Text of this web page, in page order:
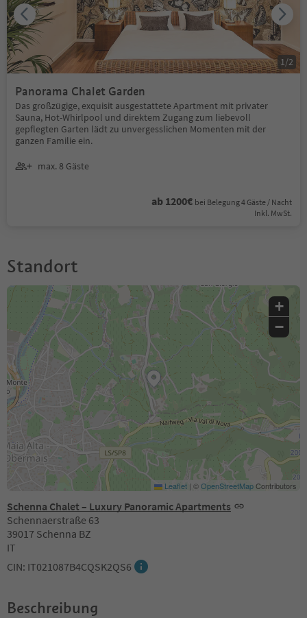
Panorama Chalet Garden
Das großzügige, exquisit ausgestattete Apartment mit privater
Sauna, Hot-Whirlpool und direktem Zugang zum liebevoll
gepflegten Garten lädt zu unvergesslichen Momenten mit der
ganzen Familie ein.
max. 8 Gäste
ab 1200€ bei Belegung 4 Gäste / Nacht
Inkl. MwSt.
1 /2
Standort
Schenna Chalet – Luxury Panoramic Apartments
Schennaerstraße 63
39017 Schenna BZ
IT
CIN: IT021087B4CQSK2QS6
+
−
Leaflet | ©OpenStreetMapContributors
Beschreibung